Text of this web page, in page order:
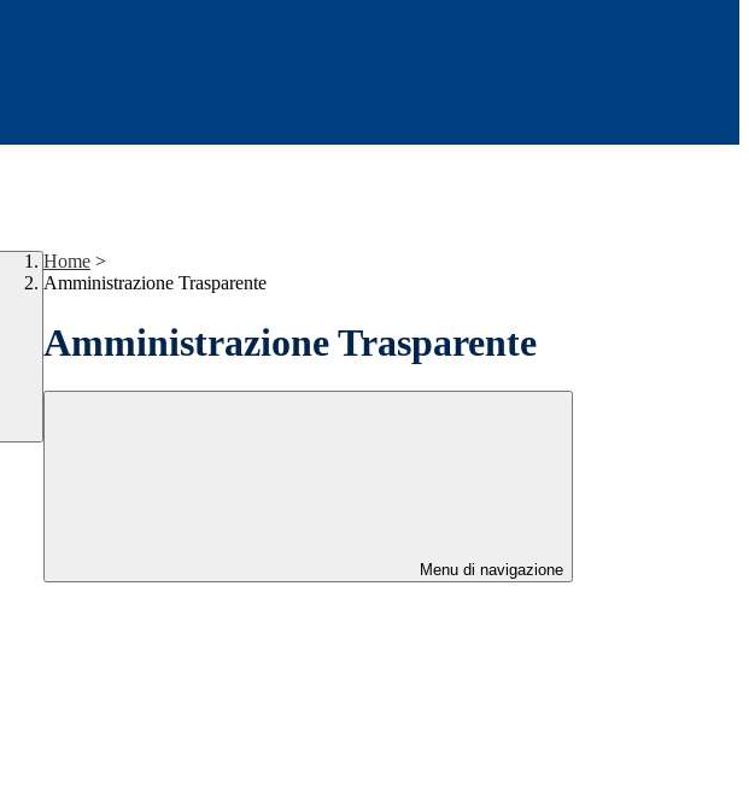
Home >
Amministrazione Trasparente
Amministrazione Trasparente
Menu di navigazione